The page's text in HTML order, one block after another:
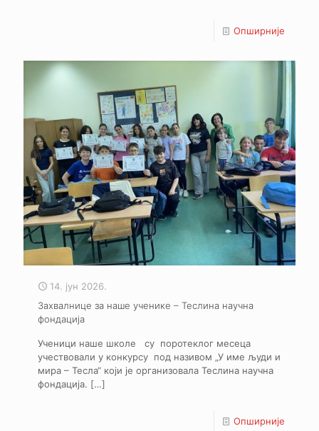
Опширније
14. јун 2026.
Захвалнице за наше ученике – Теслина научна
фондација
Ученици наше школе су поротеклог месеца
учествовали у конкурсу под називом „У име људи и
мира – Тесла“ који је организовала Теслина научна
фондација. […]
Опширније